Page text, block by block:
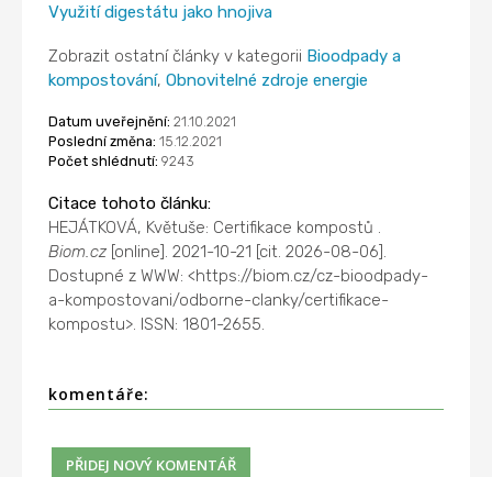
Využití digestátu jako hnojiva
Zobrazit ostatní články v kategorii Bioodpady a
kompostování,Obnovitelné zdroje energie
Datum uveřejnění: 21.10.2021
Poslední změna: 15.12.2021
Počet shlédnutí: 9243
Citace tohoto článku:
HEJÁTKOVÁ, Květuše: Certifikace kompostů .
Biom.cz [online]. 2021-10-21 [cit. 2026-08-06].
Dostupné z WWW: <https://biom.cz/cz-bioodpady-
a-kompostovani/odborne-clanky/certifikace-
kompostu>. ISSN: 1801-2655.
komentáře: